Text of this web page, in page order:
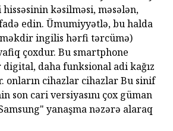
kəsilməsi, məsələn,
edin. Ümumiyyətlə, bu halda
ingilis hərfi tərcümə)
çoxdur. Bu smartphone
daha funksional adi kağız
onların cihazlar cihazlar Bu sinif
son cari versiyasını çox güman
yanaşma nəzərə alaraq